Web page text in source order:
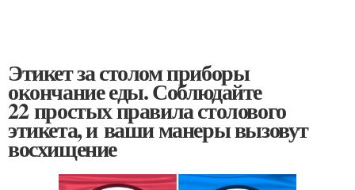
Этикет за столом приборы
окончание еды. Соблюдайте
22 простых правила столового
этикета, и ваши манеры вызовут
восхищение